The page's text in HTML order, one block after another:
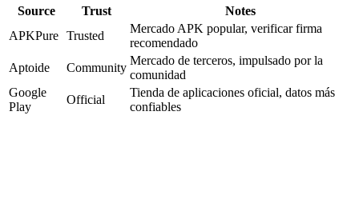
Source Trust
Notes
APKPure Trusted
Mercado APK popular, verificar firma
recomendado
Aptoide
Community
Mercado de terceros, impulsado por la
comunidad
Google
Play
Official
Tienda de aplicaciones oficial, datos más
confiables